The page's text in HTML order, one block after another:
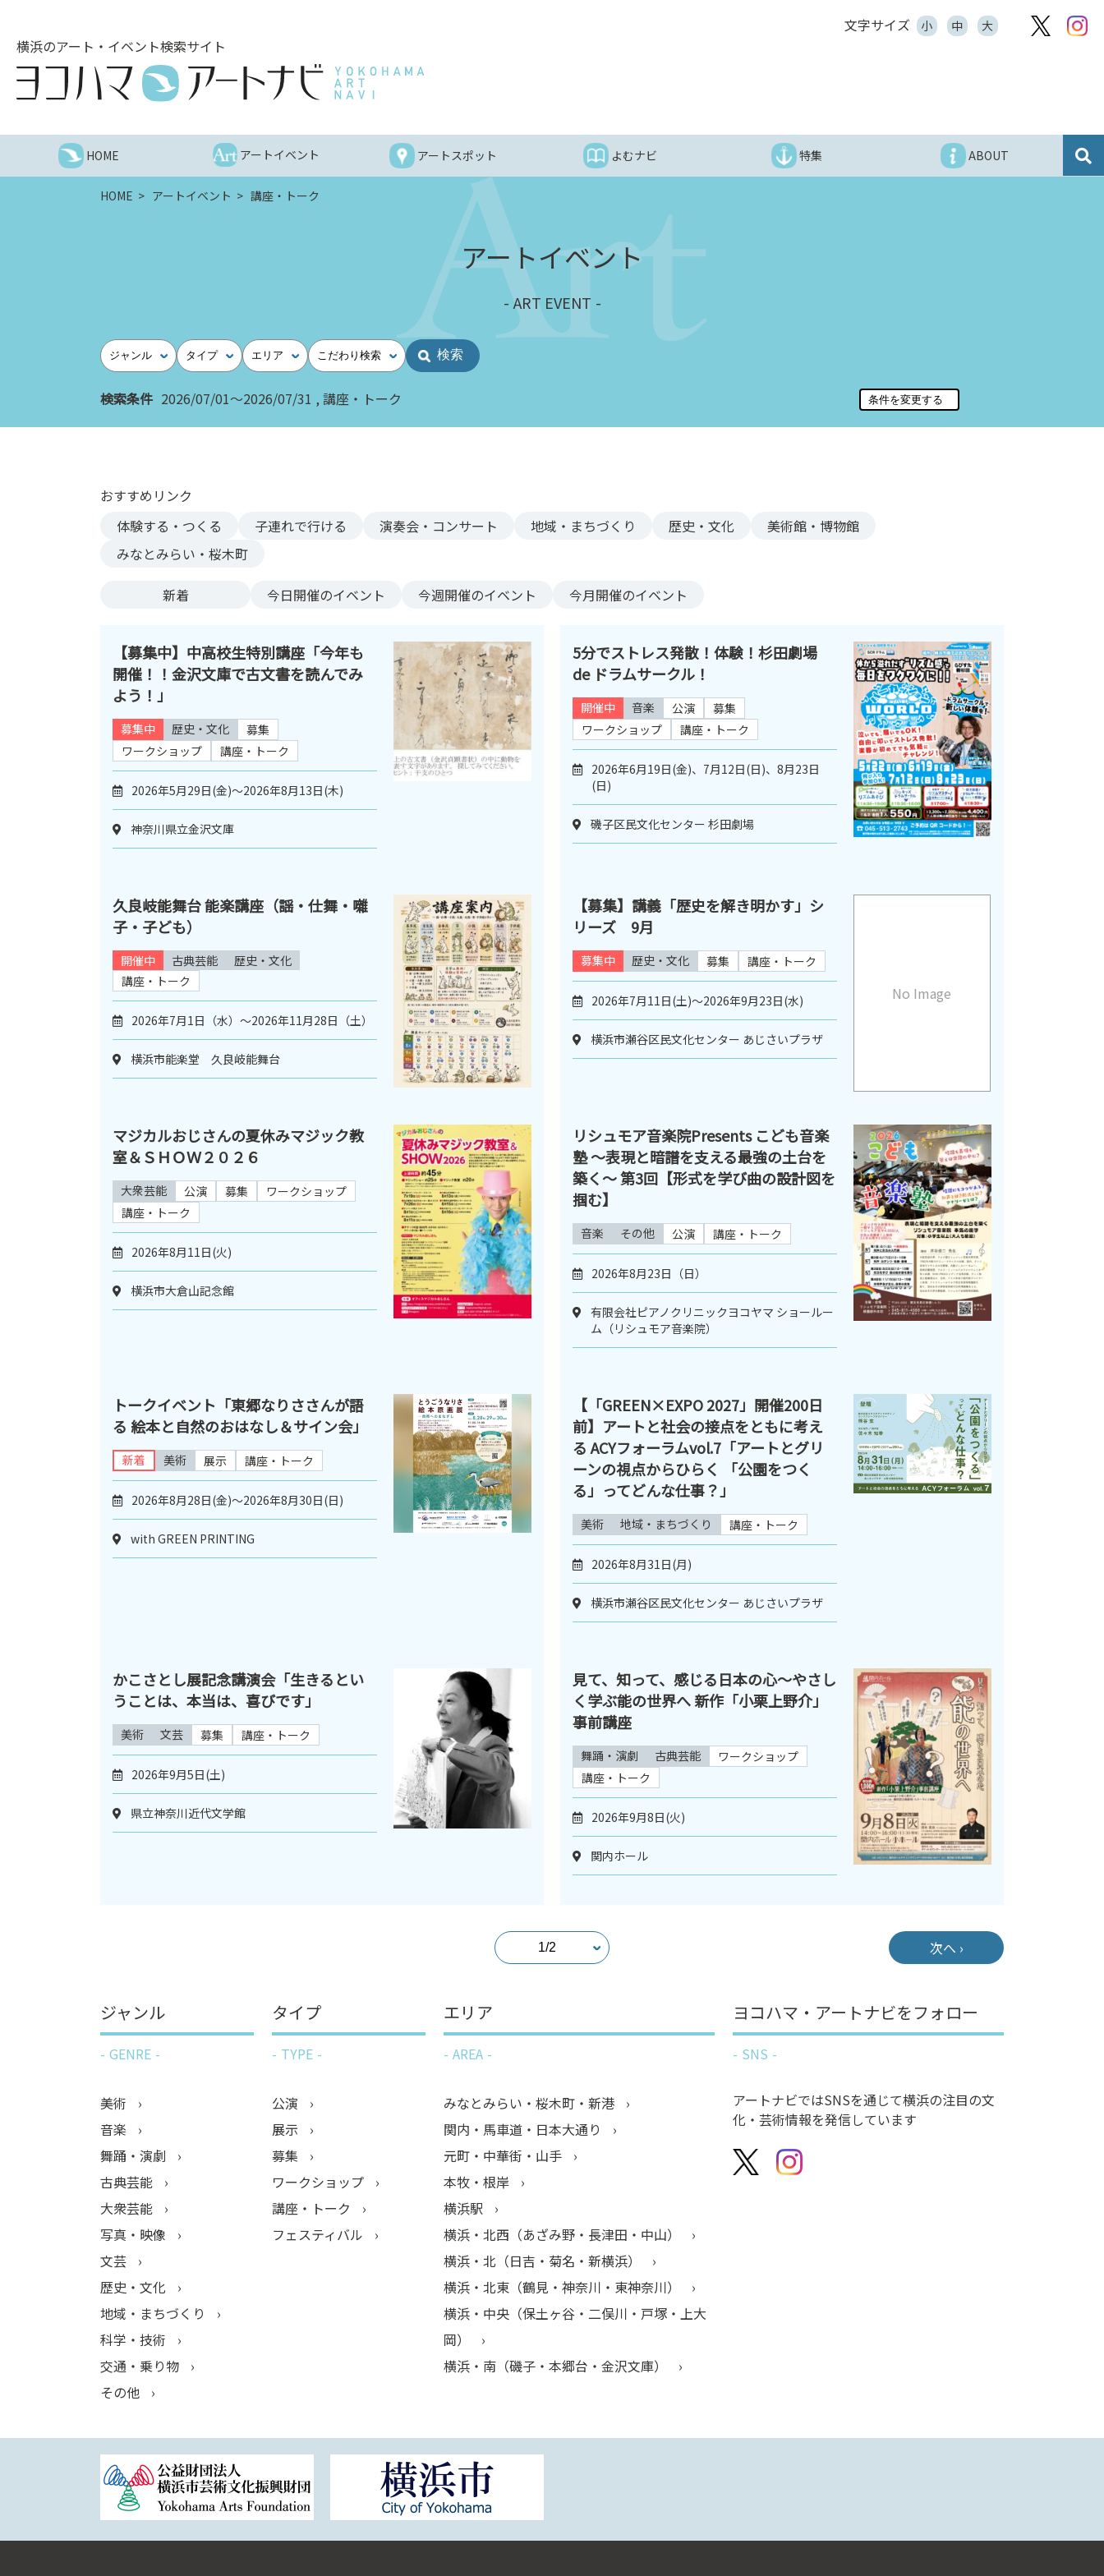
へ
文字サイズ 小 中 大
横浜のアート・イベント検索サイト
HOME アートイベント アートスポット よむナビ 特集 ABOUT
HOME アートイベント 講座・トーク
アートイベント
ART EVENT
ジャンル タイプ エリア こだわり検索
検索条件 2026/07/01～2026/07/31 講座・トーク
おすすめリンク
体験する・つくる
子連れで行ける 演奏会・コンサート 地域・まちづくり 歴史・文化
美術館・博物館
みなとみらい・桜木町
新着 今日開催のイベント 今週開催のイベント 今月開催のイベント
【募集中】中高校生特別講座「今年も
開催！！金沢文庫で古文書を読んでみ
よう！」
募集中 歴史・文化
募集
ワークショップ
講座・トーク
2026年5月29日(金)～2026年8月13日(木)
神奈川県立金沢文庫
5分でストレス発散！体験！杉田劇場
de ドラムサークル！
開催中 音楽 公演
募集
ワークショップ
講座・トーク
2026年6月19日(金)、7月12日(日)、8月23日
(日)
磯子区民文化センター 杉田劇場
久良岐能舞台 能楽講座（謡・仕舞・囃
子・子ども）
開催中 古典芸能
歴史・文化
講座・トーク
2026年7月1日（水）～2026年11月28日（土）
横浜市能楽堂 久良岐能舞台
No Image
【募集】講義「歴史を解き明かす」シ
リーズ 9月
募集中 歴史・文化 募集 講座・トーク
2026年7月11日(土)～2026年9月23日(水)
横浜市瀬谷区民文化センター あじさいプラザ
マジカルおじさんの夏休みマジック教
室＆ＳＨＯＷ２０２６
大衆芸能 公演 募集
ワークショップ
講座・トーク
2026年8月11日(火)
横浜市大倉山記念館
リシュモア音楽院Presents こども音楽
塾 ～表現と暗譜を支える最強の土台を
築く～ 第3回【形式を学び曲の設計図を
掴む】
音楽 その他 公演 講座・トーク
2026年8月23日（日）
有限会社ピアノクリニックヨコヤマ ショールー
ム（リシュモア音楽院）
トークイベント「東郷なりささんが語
る 絵本と自然のおはなし＆サイン会」
新着 美術 展示 講座・トーク
2026年8月28日(金)～2026年8月30日(日)
with GREEN PRINTING
【「GREEN×EXPO 2027」開催200日
前】アートと社会の接点をともに考え
る ACYフォーラムvol.7「アートとグリ
ーンの視点からひらく 「公園をつく
る」ってどんな仕事？」
美術 地域・まちづくり 講座・トーク
2026年8月31日(月)
横浜市瀬谷区民文化センター あじさいプラザ
かこさとし展記念講演会「生きるとい
うことは、本当は、喜びです」
美術 文芸 募集 講座・トーク
2026年9月5日(土)
県立神奈川近代文学館
見て、知って、感じる日本の心～やさし
く学ぶ能の世界へ 新作「小栗上野介」
事前講座
舞踊・演劇 古典芸能
ワークショップ
講座・トーク
2026年9月8日(火)
関内ホール
次へ ›
ジャンル
GENRE
美術
音楽
舞踊・演劇
古典芸能
大衆芸能
写真・映像
文芸
歴史・文化
地域・まちづくり
科学・技術
交通・乗り物
その他
タイプ
TYPE
公演
展示
募集
ワークショップ
講座・トーク
フェスティバル
エリア
AREA
みなとみらい・桜木町・新港
関内・馬車道・日本大通り
元町・中華街・山手
本牧・根岸
横浜駅
横浜・北西（あざみ野・長津田・中山）
横浜・北（日吉・菊名・新横浜）
横浜・北東（鶴見・神奈川・東神奈川）
横浜・中央（保土ヶ谷・二俣川・戸塚・上大
岡）
横浜・南（磯子・本郷台・金沢文庫）
ヨコハマ・アートナビをフォロー
SNS
アートナビではSNSを通じて横浜の注目の文
化・芸術情報を発信しています